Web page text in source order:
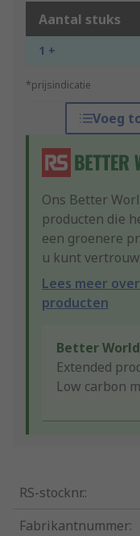
Aantal stuks
1 +
*prijsindicatie
Voeg
Ons Better
producten die
een groenere
u kunt
Lees meer
producten
Better
Extended
Low carbon
RS-stocknr.:
Fabrikantnummer: